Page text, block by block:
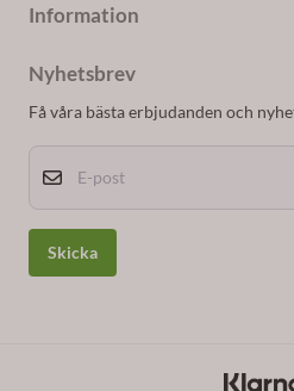
Skapa konto
Logga in
Information
Om cookies
Nyhetsbrev
Få våra bästa erbjudanden och
E-post
Skicka